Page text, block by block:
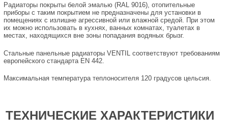
Радиаторы покрыты белой эмалью (RAL 9016), отопительные
приборы с таким покрытием не предназначены для установки в
помещениях с излишне агрессивной или влажной средой. При этом
их можно использовать в кухнях, ванных комнатах, туалетах в
местах, находящихся вне зоны попадания водяных брызг.
Стальные панельные радиаторы VENTIL соответствуют требованиям
европейского стандарта EN 442.
Максимальная температура теплоносителя 120 градусов цельсия.
ТЕХНИЧЕСКИЕ ХАРАКТЕРИСТИКИ